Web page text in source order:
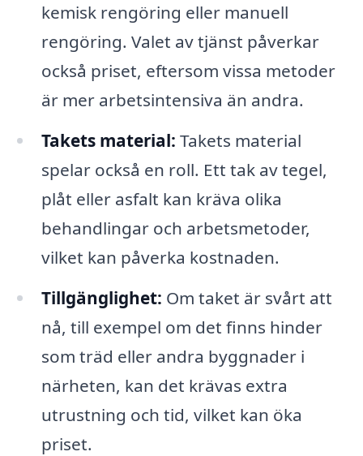
kemisk rengöring eller manuell
rengöring. Valet av tjänst påverkar
också priset, eftersom vissa metoder
är mer arbetsintensiva än andra.
Takets material: Takets material
spelar också en roll. Ett tak av tegel,
plåt eller asfalt kan kräva olika
behandlingar och arbetsmetoder,
vilket kan påverka kostnaden.
Tillgänglighet: Om taket är svårt att
nå, till exempel om det finns hinder
som träd eller andra byggnader i
närheten, kan det krävas extra
utrustning och tid, vilket kan öka
priset.